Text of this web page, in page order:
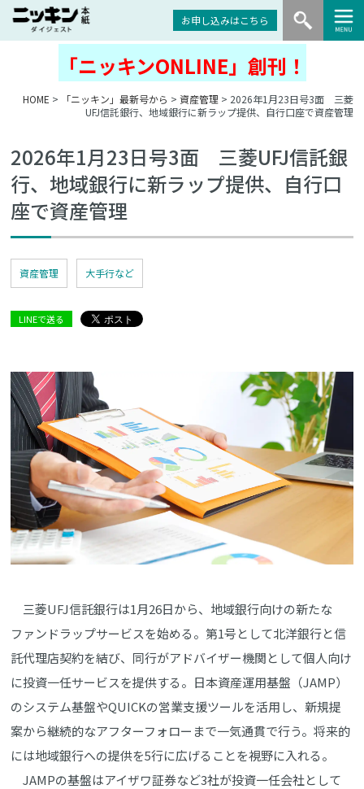
お申し込みはこちら
「ニッキンONLINE」創刊！
HOME > 「ニッキン」最新号から > 資産管理 > 2026年1月23日号3面 三菱
UFJ信託銀行、地域銀行に新ラップ提供、自行口座で資産管理
2026年1月23日号3面 三菱UFJ信託銀
行、地域銀行に新ラップ提供、自行口
座で資産管理
資産管理 大手行など
LINEで送る
三菱UFJ信託銀行は1月26日から、地域銀行向けの新たな
ファンドラップサービスを始める。第1号として北洋銀行と信
託代理店契約を結び、同行がアドバイザー機関として個人向け
に投資一任サービスを提供する。日本資産運用基盤（JAMP）
のシステム基盤やQUICKの営業支援ツールを活用し、新規提
案から継続的なアフターフォローまで一気通貫で行う。将来的
には地域銀行への提供を5行に広げることを視野に入れる。
JAMPの基盤はアイザワ証券など3社が投資一任会社として